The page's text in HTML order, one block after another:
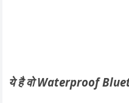
ये है वो Waterproof